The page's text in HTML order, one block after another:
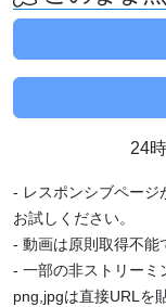
24
- レスポンシブページ
お試しください。
- 動画は原則取得不能
- 一部の非ストリーミ
png,jpgは直接URLを